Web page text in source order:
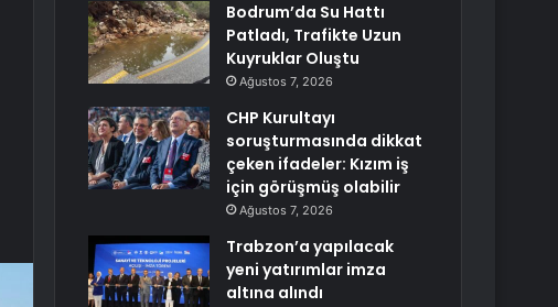
Bodrum’da Su Hattı
Patladı, Trafikte Uzun
Kuyruklar Oluştu
Ağustos 7, 2026
CHP Kurultayı
soruşturmasında dikkat
çeken ifadeler: Kızım iş
için görüşmüş olabilir
Ağustos 7, 2026
Trabzon’a yapılacak
yeni yatırımlar imza
altına alındı